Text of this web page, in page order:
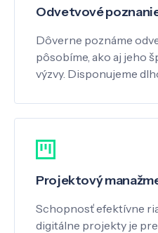
Odvetvové
Dôverne poznáme
pôsobíme, ako aj jeho
výzvy. Disponujeme
Projektový
Schopnosť efektívne
digitálne projekty je